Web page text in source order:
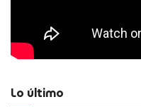
Lo último